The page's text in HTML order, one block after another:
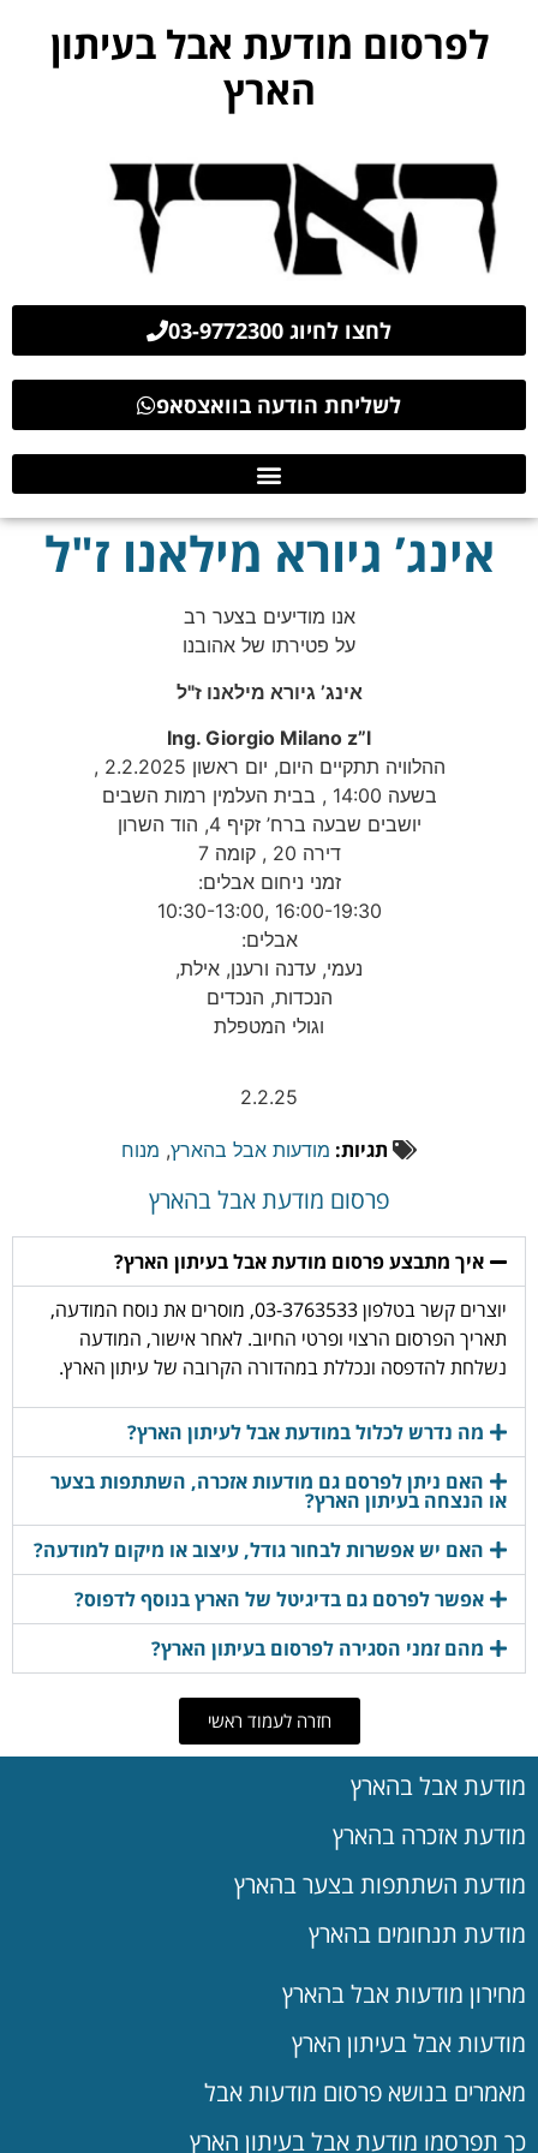
לפרסום מודעת אבל בעיתון
הארץ
לחצו לחיוג 03-9772300
לשליחת הודעה בוואצסאפ
אינג’ גיורא מילאנו ז"ל
אנו מודיעים בצער רב
על פטירתו של אהובנו
אינג’ גיורא מילאנו ז"ל
Ing. Giorgio Milano z”l
ההלוויה תתקיים היום, יום ראשון 2.2.2025 ,
בשעה 14:00 , בבית העלמין רמות השבים
יושבים שבעה ברח’ זקיף 4, הוד השרון
דירה 20 , קומה 7
זמני ניחום אבלים:
16:00-19:30 ,10:30-13:00
אבלים:
נעמי, עדנה ורענן, אילת,
הנכדות, הנכדים
וגולי המטפלת
2.2.25
תגיות: מודעות אבל בהארץ, מנוח
פרסום מודעת אבל בהארץ
איך מתבצע פרסום מודעת אבל בעיתון הארץ?
יוצרים קשר בטלפון 03-3763533, מוסרים את נוסח המודעה,
תאריך הפרסום הרצוי ופרטי החיוב. לאחר אישור, המודעה
נשלחת להדפסה ונכללת במהדורה הקרובה של עיתון הארץ.
מה נדרש לכלול במודעת אבל לעיתון הארץ?
האם ניתן לפרסם גם מודעות אזכרה, השתתפות בצער
או הנצחה בעיתון הארץ?
האם יש אפשרות לבחור גודל, עיצוב או מיקום למודעה?
אפשר לפרסם גם בדיגיטל של הארץ בנוסף לדפוס?
מהם זמני הסגירה לפרסום בעיתון הארץ?
חזרה לעמוד ראשי
מודעת אבל בהארץ
מודעת אזכרה בהארץ
מודעת השתתפות בצער בהארץ
מודעת תנחומים בהארץ
מחירון מודעות אבל בהארץ
מודעות אבל בעיתון הארץ
מאמרים בנושא פרסום מודעות אבל
כך תפרסמו מודעת אבל בעיתון הארץ